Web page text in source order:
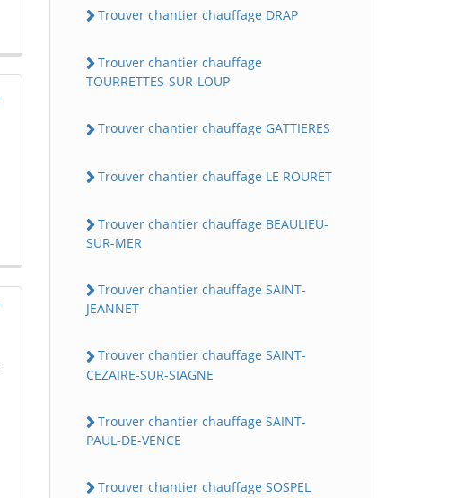
Trouver chantier chauffage DRAP
Trouver chantier chauffage
TOURRETTES-SUR-LOUP
Trouver chantier chauffage GATTIERES
Trouver chantier chauffage LE ROURET
Trouver chantier chauffage BEAULIEU-
SUR-MER
Trouver chantier chauffage SAINT-
JEANNET
Trouver chantier chauffage SAINT-
CEZAIRE-SUR-SIAGNE
Trouver chantier chauffage SAINT-
PAUL-DE-VENCE
Trouver chantier chauffage SOSPEL